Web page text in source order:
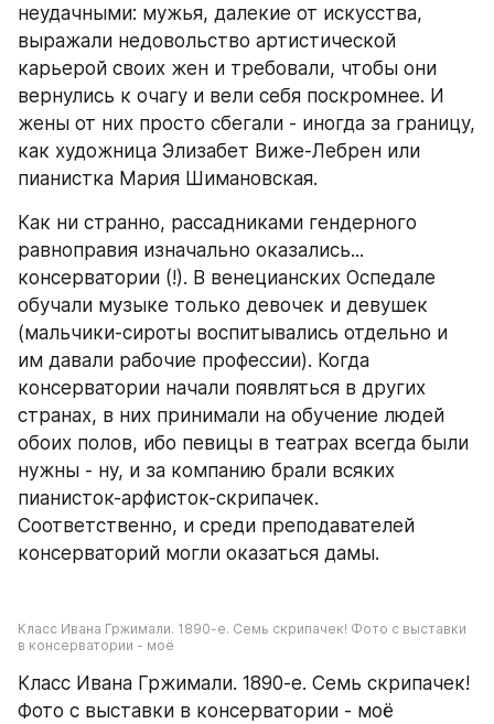
неудачными: мужья, далекие от искусства,
выражали недовольство артистической
карьерой своих жен и требовали, чтобы они
вернулись к очагу и вели себя поскромнее. И
жены от них просто сбегали - иногда за границу,
как художница Элизабет Виже-Лебрен или
пианистка Мария Шимановская.
Как ни странно, рассадниками гендерного
равноправия изначально оказались...
консерватории (!). В венецианских Оспедале
обучали музыке только девочек и девушек
(мальчики-сироты воспитывались отдельно и
им давали рабочие профессии). Когда
консерватории начали появляться в других
странах, в них принимали на обучение людей
обоих полов, ибо певицы в театрах всегда были
нужны - ну, и за компанию брали всяких
пианисток-арфисток-скрипачек.
Соответственно, и среди преподавателей
консерваторий могли оказаться дамы.
Класс Ивана Гржимали. 1890-е. Семь скрипачек! Фото с выставки
в консерватории - моё
Класс Ивана Гржимали. 1890-е. Семь скрипачек!
Фото с выставки в консерватории - моё